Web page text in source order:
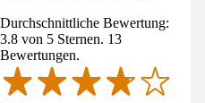
Durchschnittliche Bewertung:
3.8 von 5 Sternen. 13
Bewertungen.